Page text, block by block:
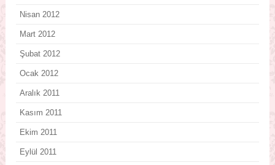
Nisan 2012
Mart 2012
Şubat 2012
Ocak 2012
Aralık 2011
Kasım 2011
Ekim 2011
Eylül 2011